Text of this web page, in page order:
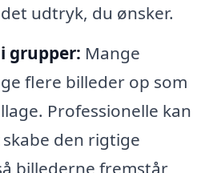
udtryk, du ønsker.
grupper: Mange
flere billeder op som
Professionelle kan
den rigtige
billederne fremstår